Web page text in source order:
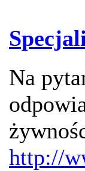
Na
http://